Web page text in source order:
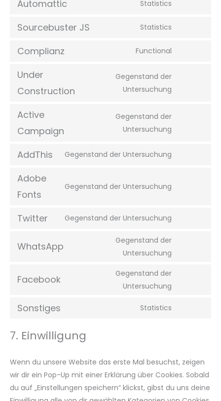
Automattic Statistics
Sourcebuster JS Statistics
Complianz Functional
Under
Construction
Gegenstand der
Untersuchung
Active
Campaign
Gegenstand der
Untersuchung
AddThis Gegenstand der Untersuchung
Adobe
Fonts
Gegenstand der Untersuchung
Twitter Gegenstand der Untersuchung
WhatsApp
Gegenstand der
Untersuchung
Facebook
Gegenstand der
Untersuchung
Sonstiges Statistics
7. Einwilligung
Wenn du unsere Website das erste Mal besuchst, zeigen
wir dir ein Pop-Up mit einer Erklärung über Cookies. Sobald
du auf „Einstellungen speichern“ klickst, gibst du uns deine